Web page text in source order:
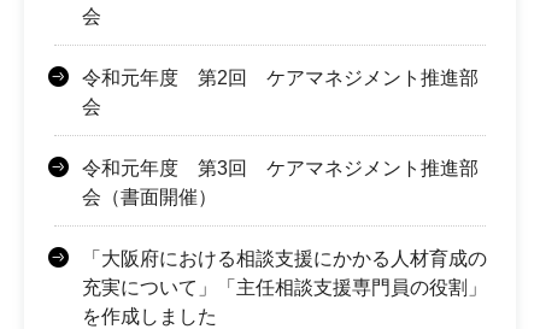
会
令和元年度 第2回 ケアマネジメント推進部
会
令和元年度 第3回 ケアマネジメント推進部
会（書面開催）
「大阪府における相談支援にかかる人材育成の
充実について」「主任相談支援専門員の役割」
を作成しました